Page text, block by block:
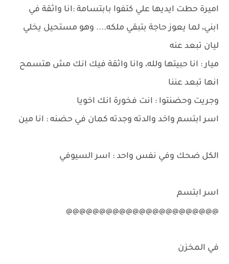
اميرة حطت ايديها علي كتفوا بابتسامة :انا واثقة في
ابني، لما يعوز حاجة بتبقي ملكه.... وهو مستحيل يخلي
ليان تبعد عنه
ميار : انا حبيتها ولله، وانا واثقة فيك انك مش هتسمح
انها تبعد عننا
وجريت وحضنتوا : انت فخورة انك اخويا
اسر ابتسم واخد والدته وجدته كمان في حضنه : انا مين
الكل ضحك وفي نفس واحد : اسر السيوفي
اسر ابتسم
@@@@@@@@@@@@@@@@@@@@@@@
في المخزن